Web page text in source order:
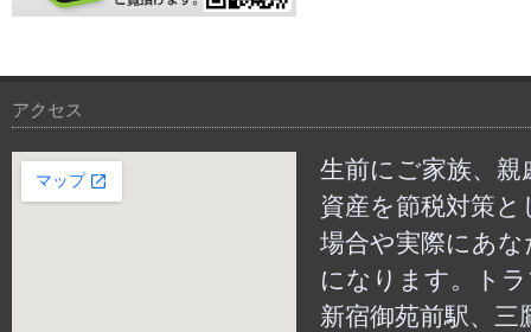
アクセス
生前にご家族、
資産を節税対策
場合や実際にあ
になります。ト
新宿御苑前駅、三